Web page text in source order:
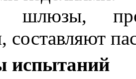
составляют
испытаний